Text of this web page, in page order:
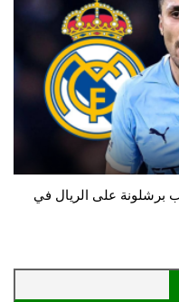
برشلونة على الريال في